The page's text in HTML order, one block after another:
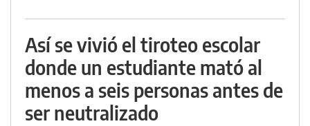
Así se vivió el tiroteo escolar
donde un estudiante mató al
menos a seis personas antes de
ser neutralizado